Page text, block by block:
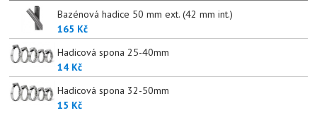
Bazénová hadice 50 mm ext. (42 mm int.)
165 Kč
Hadicová spona 25-40mm
14 Kč
Hadicová spona 32-50mm
15 Kč